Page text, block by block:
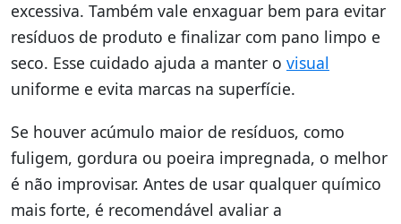
excessiva. Também vale enxaguar bem para evitar
resíduos de produto e finalizar com pano limpo e
seco. Esse cuidado ajuda a manter o visual
uniforme e evita marcas na superfície.
Se houver acúmulo maior de resíduos, como
fuligem, gordura ou poeira impregnada, o melhor
é não improvisar. Antes de usar qualquer químico
mais forte, é recomendável avaliar a